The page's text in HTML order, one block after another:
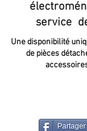
service
Une disponibilité
de pièces